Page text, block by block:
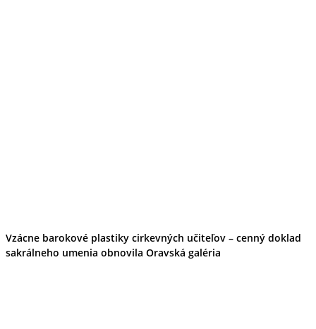
Vzácne barokové plastiky cirkevných učiteľov – cenný doklad
sakrálneho umenia obnovila Oravská galéria